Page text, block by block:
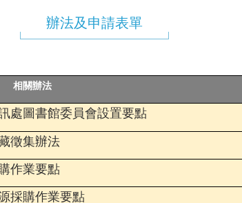
辦法及申請表單
相關辦法
處圖書館委員會設置要點
徵集辦法
作業要點
採購作業要點